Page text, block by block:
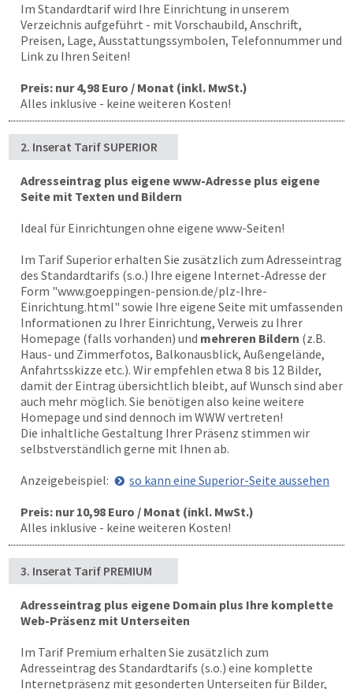
Im Standardtarif wird Ihre Einrichtung in unserem
Verzeichnis aufgeführt - mit Vorschaubild, Anschrift,
Preisen, Lage, Ausstattungssymbolen, Telefonnummer und
Link zu Ihren Seiten!
Preis: nur 4,98 Euro / Monat (inkl. MwSt.)
Alles inklusive - keine weiteren Kosten!
2. Inserat Tarif SUPERIOR
Adresseintrag plus eigene www-Adresse plus eigene
Seite mit Texten und Bildern
Ideal für Einrichtungen ohne eigene www-Seiten!
Im Tarif Superior erhalten Sie zusätzlich zum Adresseintrag
des Standardtarifs (s.o.) Ihre eigene Internet-Adresse der
Form "www.goeppingen-pension.de/plz-Ihre-
Einrichtung.html" sowie Ihre eigene Seite mit umfassenden
Informationen zu Ihrer Einrichtung, Verweis zu Ihrer
Homepage (falls vorhanden) und mehreren Bildern (z.B.
Haus- und Zimmerfotos, Balkonausblick, Außengelände,
Anfahrtsskizze etc.). Wir empfehlen etwa 8 bis 12 Bilder,
damit der Eintrag übersichtlich bleibt, auf Wunsch sind aber
auch mehr möglich. Sie benötigen also keine weitere
Homepage und sind dennoch im WWW vertreten!
Die inhaltliche Gestaltung Ihrer Präsenz stimmen wir
selbstverständlich gerne mit Ihnen ab.
Anzeigebeispiel:
so kann eine Superior-Seite aussehen
Preis: nur 10,98 Euro / Monat (inkl. MwSt.)
Alles inklusive - keine weiteren Kosten!
3. Inserat Tarif PREMIUM
Adresseintrag plus eigene Domain plus Ihre komplette
Web-Präsenz mit Unterseiten
Im Tarif Premium erhalten Sie zusätzlich zum
Adresseintrag des Standardtarifs (s.o.) eine komplette
Internetpräsenz mit gesonderten Unterseiten für Bilder,